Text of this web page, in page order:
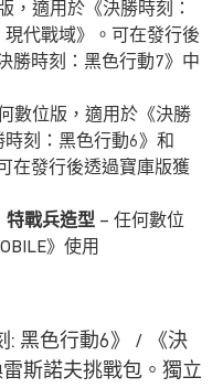
，適用於《決勝時刻：
代戰域》。可在發行後
勝時刻：黑色行動7》中
數位版，適用於《決勝
刻：黑色行動6》和
在發行後透過寶庫版獲
特戰兵造型 – 任何數位
》使用
: 黑色行動6》 / 《決
斯諾夫挑戰包。獨立